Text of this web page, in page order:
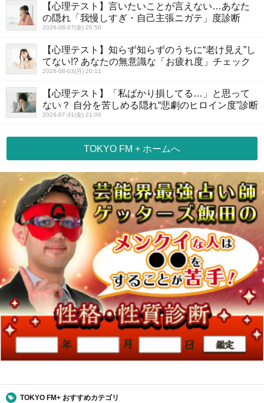
【心理テスト】言いたいことが言えない…あなた
の隠れ「我慢しすぎ・自己主張ニガテ」度診断
2026-08-07(金) 20:50
【心理テスト】知らず知らずのうちに“老け見え”し
てない!? あなたの無意識な「お疲れ度」チェック
2026-08-03(月) 20:11
【心理テスト】「私ばかり損してる…」と思って
ない？ 自分を苦しめる隠れ“悲劇のヒロイン度”診断
2026-07-31(金) 21:00
TOKYO FM + ホームへ
TOKYO FM+ おすすめカテゴリ